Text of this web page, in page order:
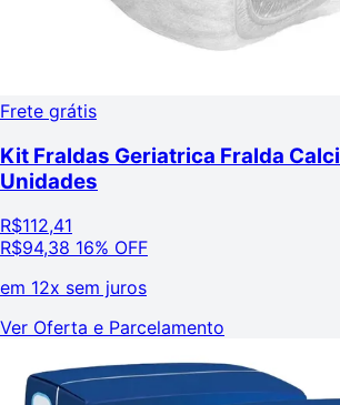
Frete grátis
Kit Fraldas Geriatrica Fralda
Unidades
R$112,41
R$94,38 16% OFF
em 12x sem juros
Ver Oferta e Parcelamento